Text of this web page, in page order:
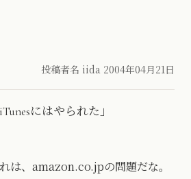
投稿者名 iida 2004年04月21日
にはやられた」
は、amazon.co.jpの問題だな。